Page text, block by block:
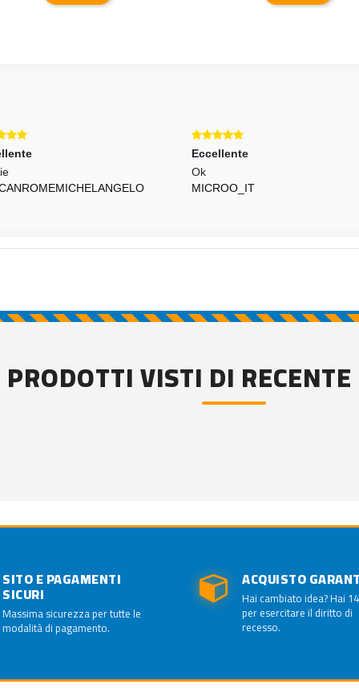
Eccellente
Ok
MICROO_IT
PRODOTTI VISTI DI RECENTE
SITO E PAGAMENTI
SICURI
Massima sicurezza per tutte le
modalità di pagamento.
ACQUISTO
Hai cambiato idea? Hai
per esercitare il diritto di
recesso.